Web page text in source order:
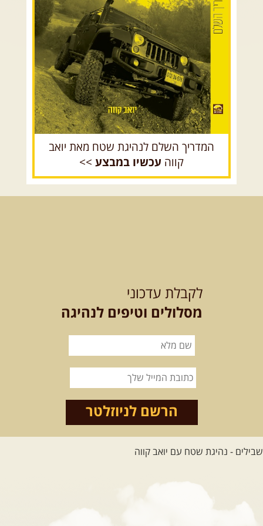
בעין עקב
ניפגש בהר אבנון בנקודת התצפית
הכה מיוחדת שבו, שעת דמדומים. ...
08.08.2026 שבת- חדש!
פסגות ומעיינות בגליל הירוק
נתחיל במקום קדוש ומיוחד – נבי
סבלאן בחורפיש, נמשיך בנסיעת ...
12.08.2026 רביעי- רכבי פנאי
למגוון רכבי שטח
בחרנו לילה מיוחד לטיול מיוחד!
השמיים יהיו נקיים, הכוכבים ...
שישי- מעיינות
ואתגרים בצפון הרמה
מסלול חדש בצפון רמת הגולן בהובלת
מדריך תושב האזור. המסלול ...
. מסעות בעולם
הר הנגב והערבה
רכב שטח רך רכב שטח קשוח
המדריך השלם לנהיגת שטח מאת יואב
קווה עכשיו במבצע >>
לקבלת עדכוני
מסלולים וטיפים לנהיגה
הרשם לניוזלטר